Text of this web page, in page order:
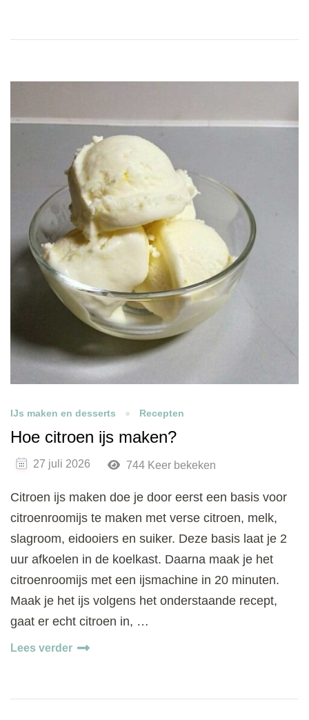
IJs maken en desserts Recepten
Hoe citroen ijs maken?
27 juli 2026 744 Keer bekeken
Citroen ijs maken doe je door eerst een basis voor
citroenroomijs te maken met verse citroen, melk,
slagroom, eidooiers en suiker. Deze basis laat je 2
uur afkoelen in de koelkast. Daarna maak je het
citroenroomijs met een ijsmachine in 20 minuten.
Maak je het ijs volgens het onderstaande recept,
gaat er echt citroen in, …
Lees verder